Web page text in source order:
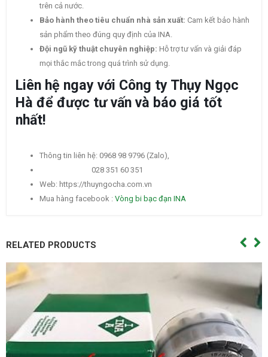
trên cả nước.
Bảo hành theo tiêu chuẩn nhà sản xuất: Cam kết bảo hành
sản phẩm theo đúng quy định của INA.
Đội ngũ kỹ thuật chuyên nghiệp: Hỗ trợ tư vấn và giải đáp
mọi thắc mắc trong quá trình sử dụng.
Liên hệ ngay với Công ty Thụy Ngọc
Hà để được tư vấn và báo giá tốt
nhất!
Thông tin liên hệ: 0968 98 9796 (Zalo),
028 351 60 351
Web: https://thuyngocha.com.vn
Mua hàng facebook : Vòng bi bạc đạn INA
RELATED PRODUCTS